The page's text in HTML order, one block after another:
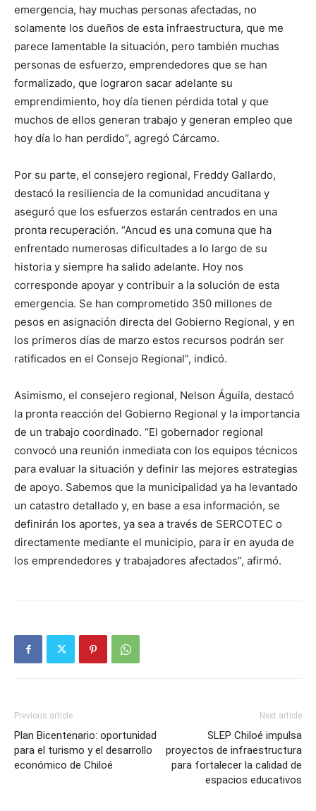
emergencia, hay muchas personas afectadas, no
solamente los dueños de esta infraestructura, que me
parece lamentable la situación, pero también muchas
personas de esfuerzo, emprendedores que se han
formalizado, que lograron sacar adelante su
emprendimiento, hoy día tienen pérdida total y que
muchos de ellos generan trabajo y generan empleo que
hoy día lo han perdido”, agregó Cárcamo.
Por su parte, el consejero regional, Freddy Gallardo,
destacó la resiliencia de la comunidad ancuditana y
aseguró que los esfuerzos estarán centrados en una
pronta recuperación. “Ancud es una comuna que ha
enfrentado numerosas dificultades a lo largo de su
historia y siempre ha salido adelante. Hoy nos
corresponde apoyar y contribuir a la solución de esta
emergencia. Se han comprometido 350 millones de
pesos en asignación directa del Gobierno Regional, y en
los primeros días de marzo estos recursos podrán ser
ratificados en el Consejo Regional”, indicó.
Asimismo, el consejero regional, Nelson Águila, destacó
la pronta reacción del Gobierno Regional y la importancia
de un trabajo coordinado. “El gobernador regional
convocó una reunión inmediata con los equipos técnicos
para evaluar la situación y definir las mejores estrategias
de apoyo. Sabemos que la municipalidad ya ha levantado
un catastro detallado y, en base a esa información, se
definirán los aportes, ya sea a través de SERCOTEC o
directamente mediante el municipio, para ir en ayuda de
los emprendedores y trabajadores afectados”, afirmó.
Previous article
Plan Bicentenario: oportunidad
para el turismo y el desarrollo
económico de Chiloé
Next article
SLEP Chiloé impulsa
proyectos de infraestructura
para fortalecer la calidad de
espacios educativos